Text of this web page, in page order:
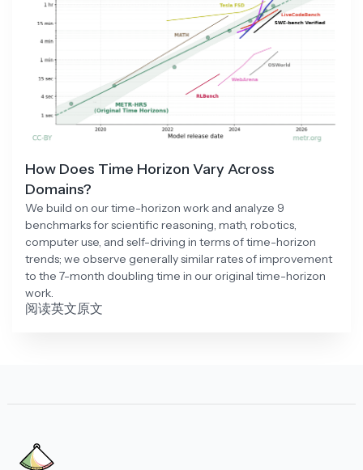
How Does Time Horizon Vary Across
Domains?
We build on our time-horizon work and analyze 9
benchmarks for scientific reasoning, math, robotics,
computer use, and self-driving in terms of time-horizon
trends; we observe generally similar rates of improvement
to the 7-month doubling time in our original time-horizon
work.
阅读英文原文